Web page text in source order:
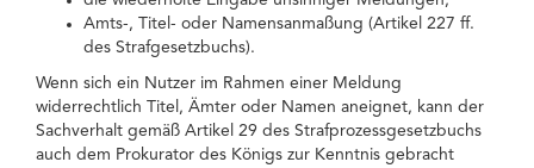
Amts-, Titel- oder Namensanmaßung (Artikel 227 ff.
des Strafgesetzbuchs).
Wenn sich ein Nutzer im Rahmen einer Meldung
widerrechtlich Titel, Ämter oder Namen aneignet, kann der
Sachverhalt gemäß Artikel 29 des Strafprozessgesetzbuchs
auch dem Prokurator des Königs zur Kenntnis gebracht